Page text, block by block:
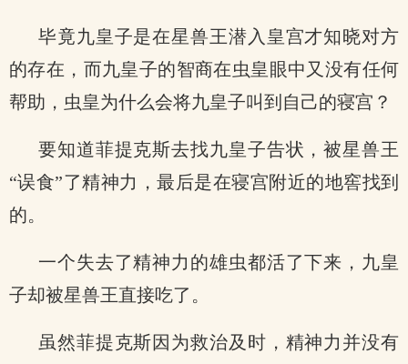
毕竟九皇子是在星兽王潜入皇宫才知晓对方
的存在，而九皇子的智商在虫皇眼中又没有任何
帮助，虫皇为什么会将九皇子叫到自己的寝宫？
要知道菲提克斯去找九皇子告状，被星兽王
“误食”了精神力，最后是在寝宫附近的地窖找到
的。
一个失去了精神力的雄虫都活了下来，九皇
子却被星兽王直接吃了。
虽然菲提克斯因为救治及时，精神力并没有